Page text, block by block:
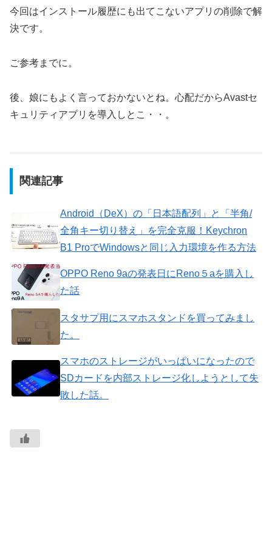
今回はインストール履歴にも出てこないアプリの削除で解
決です。
ご参考までに。
後、娘にもよく言っておかないとね。心配だからAvastセ
キュリティアプリを導入しとこ・・。
関連記事
Android（DeX）の「日本語配列」と「半角/
全角キー切り替え」を完全克服！Keychron
B1 ProでWindowsと同じ入力環境を作る方法
OPPO Reno 9aの発表日にReno５aを購入し
た話
スタサプ用にスマホスタンドを買ってみまし
た。
スマホのストレージがいっぱいになったので
SDカードを内部ストレージ化しようとして失
敗した話。